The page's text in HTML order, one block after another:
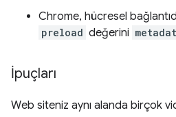
Chrome, hücresel
preload değerini
İpuçları
Web siteniz aynı alanda birçok